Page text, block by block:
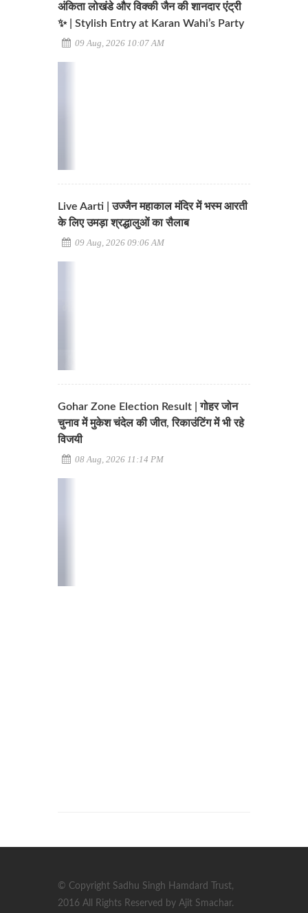
अंकिता लोखंडे और विक्की जैन की शानदार एंट्री
✨ | Stylish Entry at Karan Wahi’s Party
09 Aug, 2026 10:07 AM
Live Aarti | उज्जैन महाकाल मंदिर में भस्म आरती
के लिए उमड़ा श्रद्धालुओं का सैलाब
09 Aug, 2026 09:06 AM
Gohar Zone Election Result | गोहर जोन
चुनाव में मुकेश चंदेल की जीत, रिकाउंटिंग में भी रहे
विजयी
08 Aug, 2026 11:14 PM
© Copyright Sadhu Singh Hamdard Trust,
2016 All Rights Reserved by Ajit Smachar.